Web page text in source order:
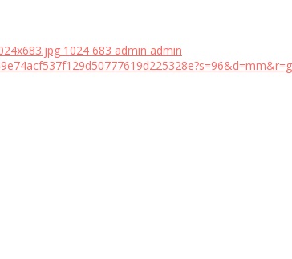
1024 683 admin admin